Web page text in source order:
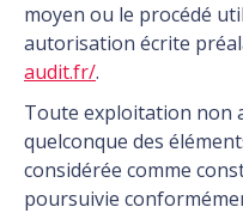
moyen ou le procédé
autorisation écrite
audit.fr/.
Toute exploitation non
quelconque des
considérée comme
poursuivie